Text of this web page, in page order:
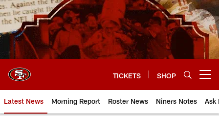
Skip
to
main
content
TICKETS SHOP
Latest News Morning Report Roster News Niners Notes Ask